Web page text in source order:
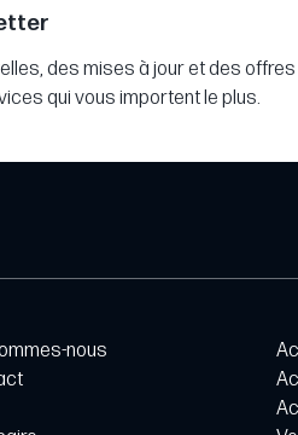
des mises à jour et des
qui vous importent le plus.
nous